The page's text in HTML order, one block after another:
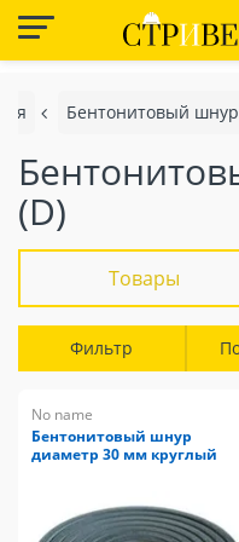
Бентонитовый шнур
(D)
Товары
Фильтр
No name
Бентонитовый шнур
диаметр 30 мм круглый